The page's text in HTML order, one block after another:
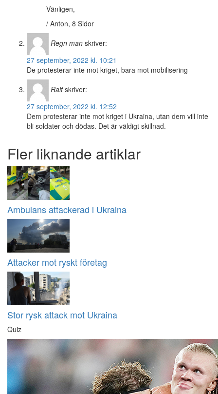
Vänligen,
/ Anton, 8 Sidor
Regn man skriver:
27 september, 2022 kl. 10:21
De protesterar inte mot kriget, bara mot mobilisering
Ralf skriver:
27 september, 2022 kl. 12:52
Dem protesterar inte mot kriget i Ukraina, utan dem vill inte
bli soldater och dödas. Det är väldigt skillnad.
Fler liknande artiklar
Ambulans attackerad i Ukraina
Attacker mot ryskt företag
Stor rysk attack mot Ukraina
Quiz